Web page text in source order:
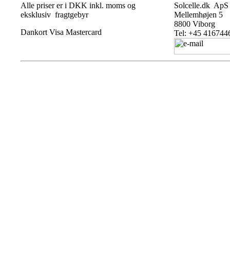
Alle priser er i DKK inkl. moms og
eksklusiv fragtgebyr
Solcelle.dk ApS
Mellemhøjen 5
8800 Viborg
Tel: +45